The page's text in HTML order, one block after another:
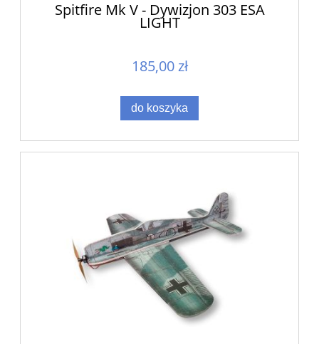
Spitfire Mk V - Dywizjon 303 ESA
LIGHT
185,00 zł
do koszyka